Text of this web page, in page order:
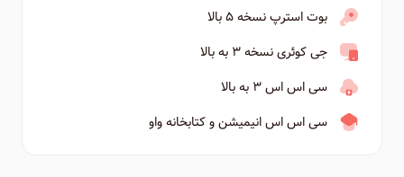
بوت استرپ نسخه ۵ بالا
جی کوئری نسخه ۳ به بالا
سی اس اس ۳ به بالا
سی اس اس انیمیشن و کتابخانه واو